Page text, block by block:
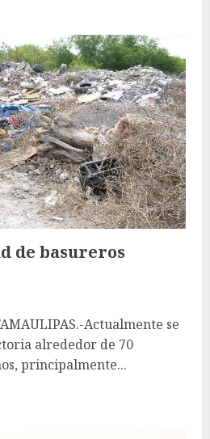
de basureros
Actualmente se
alrededor de 70
principalmente...